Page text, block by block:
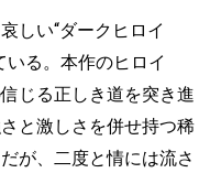
しい“ダークヒロイ
いる。本作のヒロイ
じる正しき道を突き進
と激しさを併せ持つ稀
が、二度と情には流さ